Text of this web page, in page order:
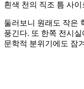
흰색 천의 직조 틈 사
둘러보니 원래도 작은
풍긴다. 또 한쪽 전시
문학적 분위기에도 잠